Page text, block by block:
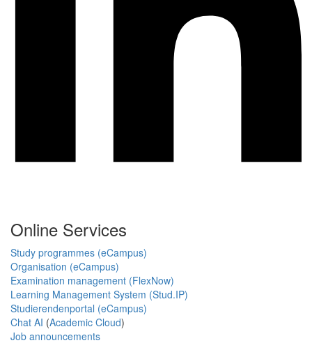
Online Services
Study programmes (eCampus)
Organisation (eCampus)
Examination management (FlexNow)
Learning Management System (Stud.IP)
Studierendenportal (eCampus)
Chat AI (Academic Cloud)
Job announcements